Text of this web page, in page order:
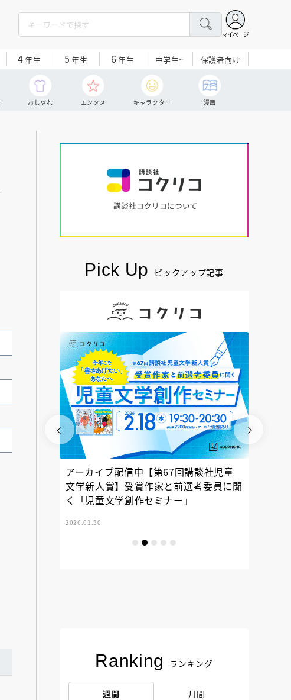
マイページ
4年生 5 年生 6年生 中学生~ 保護者向け
おしゃれ エンタメ キャラクター 漫画
Pick Up ピックアップ記事
アーカイブ配信中【第67回講談社児童
文学新人賞】受賞作家と前選考委員に聞
く「児童文学創作セミナー」
2026.01.30
Ranking ランキング
週間 月間